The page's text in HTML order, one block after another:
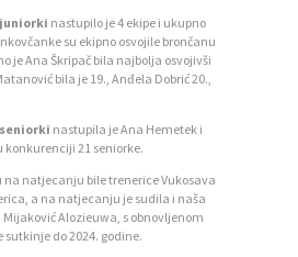
nastupilo je 4 ekipe i ukupno
su ekipno osvojile brončanu
je Ana Škripač bila najbolja osvojivši
bila je 19., Anđela Dobrić 20.,
nastupila je Ana Hemetek i
konkurenciji 21 seniorke.
na natjecanju bile trenerice Vukosava
a na natjecanju je sudila i naša
Alozieuwa, s obnovljenom
do 2024. godine.